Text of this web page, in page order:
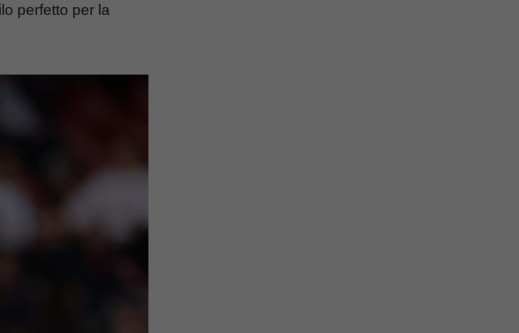
perfetto per la